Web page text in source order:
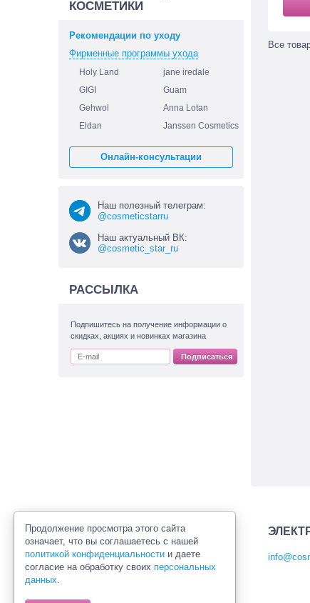
Все
КОСМЕТИКИ
Рекомендации по уходу
Фирменные программы ухода
Holy Land
jane iredale
GIGI
Guam
Gehwol
Anna Lotan
Eldan
Janssen Cosmetics
Онлайн-консультации
Наш полезный телеграм:
@cosmeticstarru
Наш актуальный ВК:
@cosmetic_star_ru
РАССЫЛКА
Подпишитесь на получение информации о
скидках, акциях и новинках магазина
Подписаться
Политика конфиденциальности
Продолжение просмотра этого сайта
означает, что вы соглашаетесь с нашей
политикой конфиденциальности и даете
согласие на обработку своих персональных
данных.